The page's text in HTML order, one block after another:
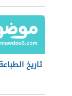
تاريخ